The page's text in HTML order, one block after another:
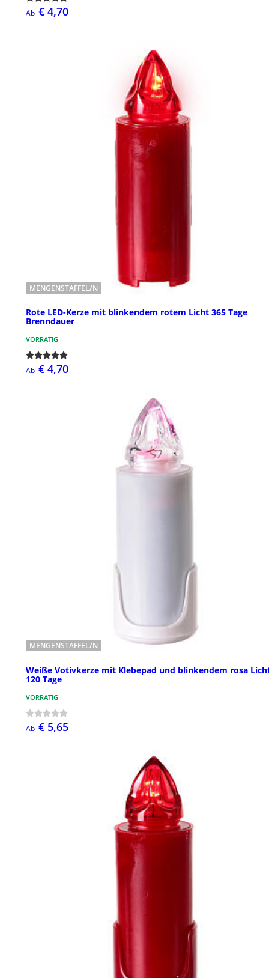
Ab € 4,70
MENGENSTAFFEL/N
Rote LED-Kerze mit blinkendem rotem Licht 365 Tage
Brenndauer
VORRÄTIG
Ab € 4,70
MENGENSTAFFEL/N
Weiße Votivkerze mit Klebepad und blinkendem rosa
120 Tage
VORRÄTIG
Ab € 5,65